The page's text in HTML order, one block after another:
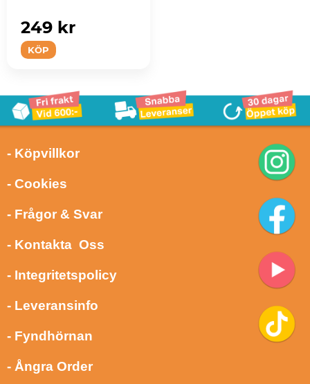
KÖP
249 kr
- Köpvillkor
- Cookies
- Frågor & Svar
- Kontakta Oss
- Integritetspolicy
- Leveransinfo
- Fyndhörnan
- Ångra Order